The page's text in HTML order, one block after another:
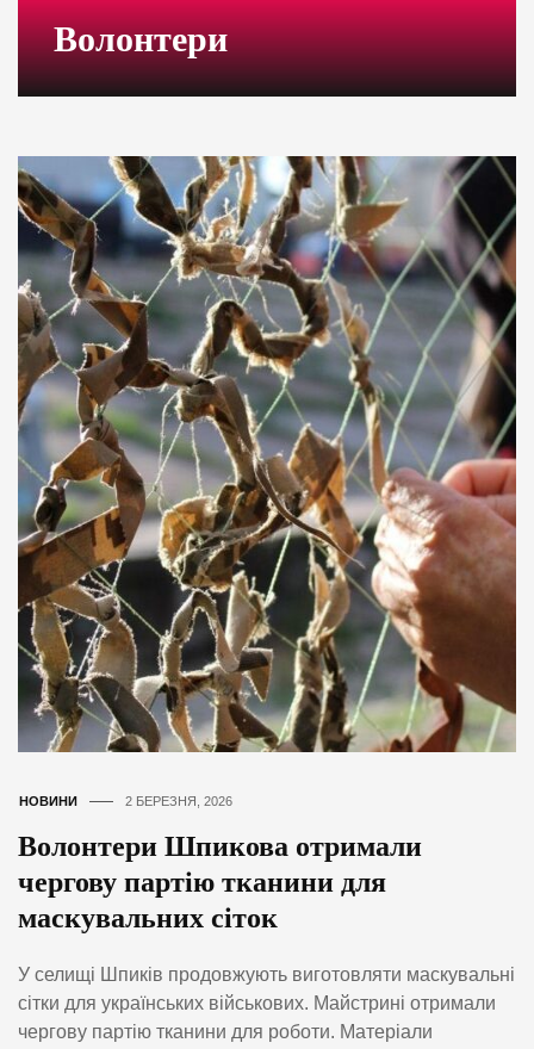
Волонтери
НОВИНИ 2 БЕРЕЗНЯ, 2026
Волонтери Шпикова отримали
чергову партію тканини для
маскувальних сіток
У селищі Шпиків продовжують виготовляти маскувальні
сітки для українських військових. Майстрині отримали
чергову партію тканини для роботи. Матеріали